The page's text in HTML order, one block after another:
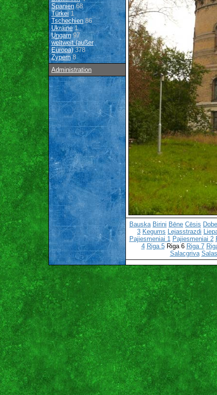
Spanien68
Türkei1
Tschechien 86
Ukraine1
Ungarn97
weltweit (außer
Europa)378
Zypern8
Administration
Bauska Birini Bēne Cēsis
3 Kegums Lejasstrazdi
Pajiesmeniai 1 Pajiesmeniai 2
4 Riga 5Riga 6 Riga 7
Salacgriva